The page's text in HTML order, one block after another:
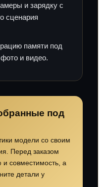
и зарядку с
сценария
памяти под
и видео.
под
модели со своим
Перед заказом
и совместимость, а
детали у